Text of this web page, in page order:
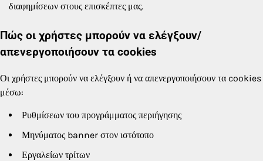
διαφημίσεων στους επισκέπτες μας.
Πώς οι χρήστες μπορούν να ελέγξουν/
απενεργοποιήσουν τα cookies
Οι χρήστες μπορούν να ελέγξουν ή να απενεργοποιήσουν τα cookies
μέσω:
Ρυθμίσεων του προγράμματος περιήγησης
Μηνύματος banner στον ιστότοπο
Εργαλείων τρίτων